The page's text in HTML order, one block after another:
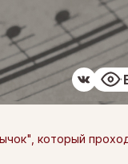
который